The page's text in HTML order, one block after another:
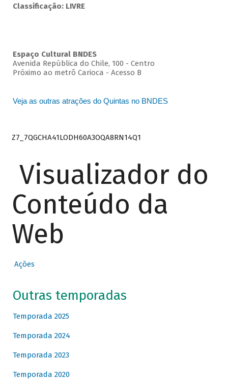
Classificação: LIVRE
Espaço Cultural BNDES
Avenida República do Chile, 100 - Centro
Próximo ao metrô Carioca - Acesso B
Veja as outras atrações do Quintas no BNDES
Z7_7QGCHA41LODH60A3OQA8RN14Q1
Visualizador do
Conteúdo da
Web
Ações
Outras temporadas
Temporada 2025
Temporada 2024
Temporada 2023
Temporada 2020